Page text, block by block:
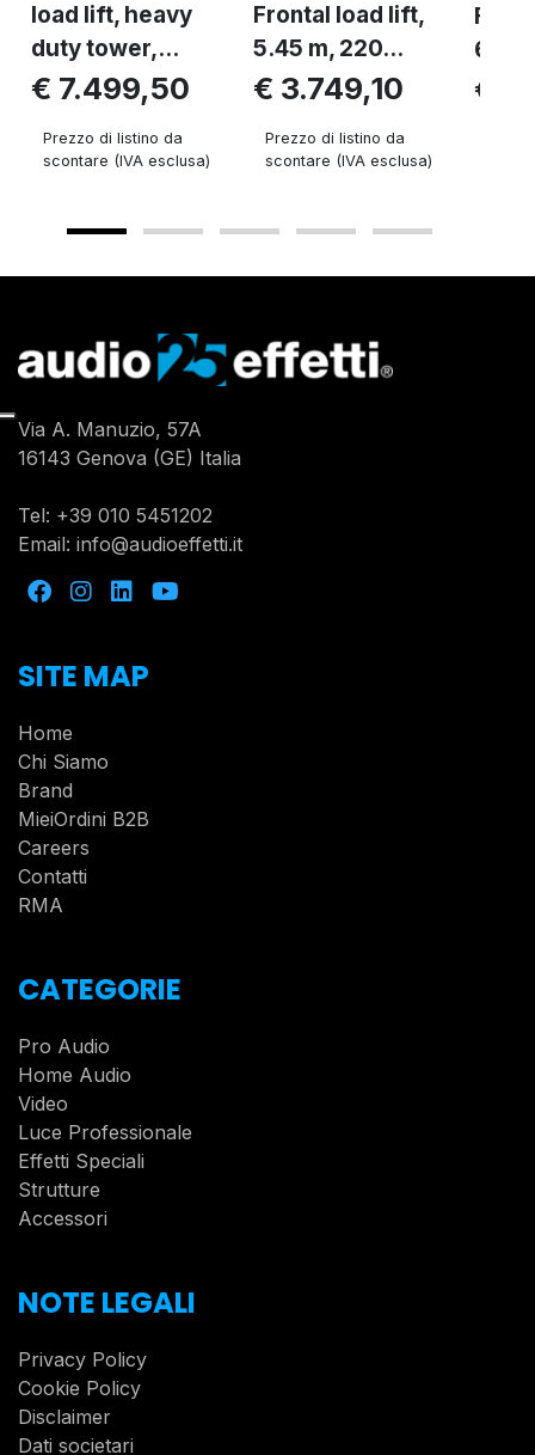
load lift, heavy
duty tower,...
€ 7.499,50
Prezzo di listino da
scontare (IVA esclusa)
Frontal load lift,
5.45 m, 220...
€ 3.749,10
Prezzo di listino da
scontare (IVA esclusa)
€
Via A. Manuzio, 57A
16143 Genova (GE) Italia
Tel: +39 010 5451202
Email: info@audioeffetti.it
SITE MAP
Home
Chi Siamo
Brand
MieiOrdini B2B
Careers
Contatti
RMA
CATEGORIE
Pro Audio
Home Audio
Video
Luce Professionale
Effetti Speciali
Strutture
Accessori
NOTE LEGALI
Privacy Policy
Cookie Policy
Disclaimer
Dati societari